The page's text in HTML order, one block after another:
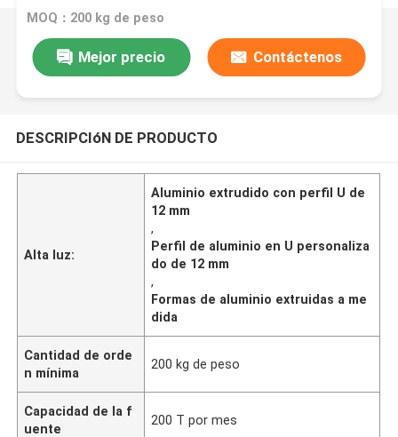
MOQ：200 kg de peso
Mejor precio Contáctenos
DESCRIPCIóN DE PRODUCTO
Alta luz:
Aluminio extrudido con perfil U de
12 mm
,
Perfil de aluminio en U personaliza
do de 12 mm
,
Formas de aluminio extruidas a me
dida
Cantidad de orde
n mínima
200 kg de peso
Capacidad de la f
uente
200 T por mes